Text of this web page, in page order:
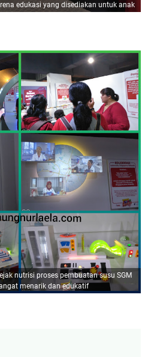
edukasi yang disediakan untuk anak
nutrisi proses pembuatan susu SGM
menarik dan edukatif